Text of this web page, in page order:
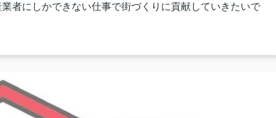
者にしかできない仕事で街づくりに貢献していきたいで